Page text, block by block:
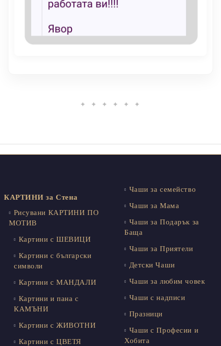
✦ ✦ ✦ ✦ ✦ ✦
КАРТИНИ за Стена
Рисувани КАРТИНИ ПО
МОТИВ
Картини с ШЕВИЦИ
Картини с български
символи
Картини с МАНДАЛИ
Картини и пана с
КАМЪНИ
Картини с ЖИВОТНИ
Картини с ЦВЕТЯ
Чаши за семейство
Чаши за Мама
Чаши за Подарък за
Баща
Чаши за Приятели
Детски Чаши
Чаши за любим човек
Чаши с надписи
Празници
Чаши с Професии и
Хобита